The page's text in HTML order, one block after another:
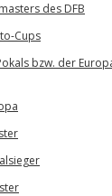
des DFB
Cups
bzw. der